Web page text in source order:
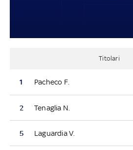
Titolari
1 Pacheco F.
2 Tenaglia N.
5 Laguardia V.